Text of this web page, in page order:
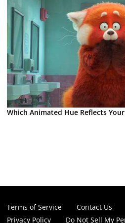
Which Animated Hue Reflects
Terms of Service Contact Us
Privacy Policy
Do Not Sell My